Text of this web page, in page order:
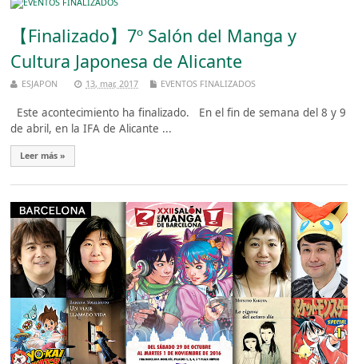
【Finalizado】7º Salón del Manga y
Cultura Japonesa de Alicante
ESJAPON 13, mar, 2017 EVENTOS FINALIZADOS
Este acontecimiento ha finalizado. En el fin de semana del 8 y 9
de abril, en la IFA de Alicante ...
Leer más »